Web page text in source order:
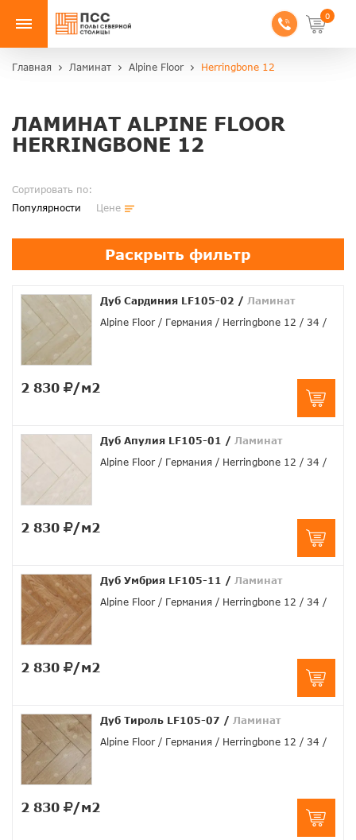
0
Главная Ламинат Alpine Floor Herringbone 12
ЛАМИНАТ ALPINE FLOOR
HERRINGBONE 12
Сортировать по:
Популярности
Цене
Раскрыть фильтр
Дуб Сардиния LF105-02 / Ламинат
Alpine Floor
Германия Herringbone 12 34
2 830 /м2
Дуб Апулия LF105-01 / Ламинат
Alpine Floor
Германия Herringbone 12 34
2 830 /м2
Дуб Умбрия LF105-11 / Ламинат
Alpine Floor
Германия Herringbone 12 34
2 830 /м2
Дуб Тироль LF105-07 / Ламинат
Alpine Floor
Германия Herringbone 12 34
2 830 /м2